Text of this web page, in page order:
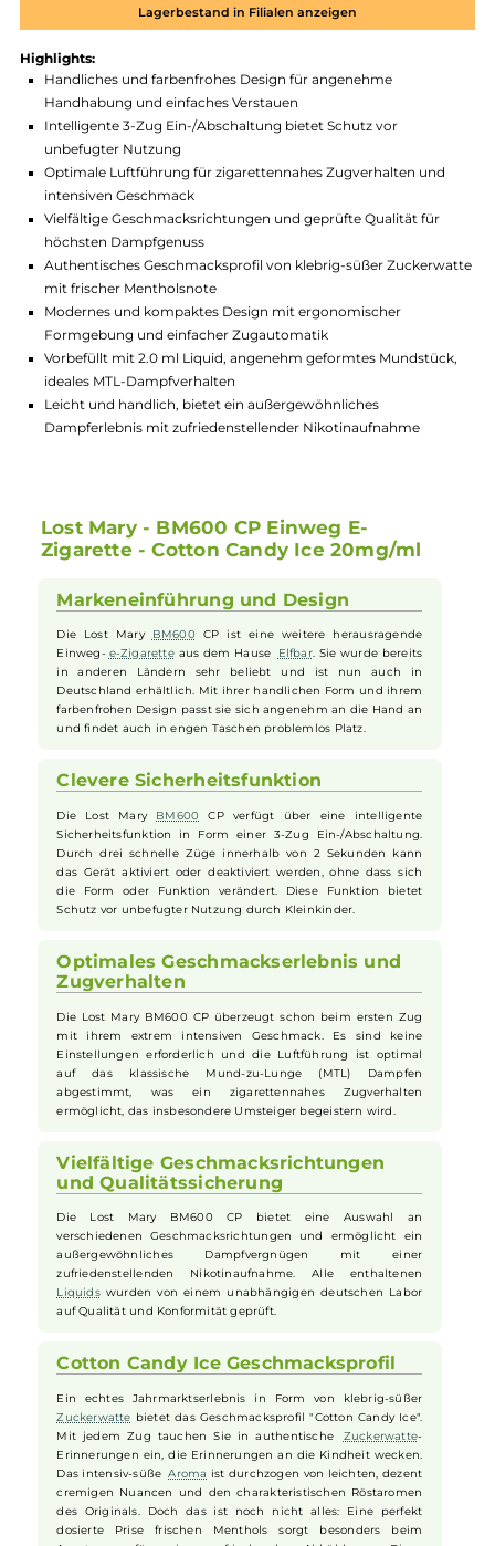
Hersteller:
GTIN: 4262403384088
Lagerbestand in Filialen anzeigen
Highlights:
Handliches und farbenfrohes Design für angenehme
Handhabung und einfaches Verstauen
Intelligente 3-Zug Ein-/Abschaltung bietet Schutz vor
unbefugter Nutzung
Optimale Luftführung für zigarettennahes Zugverhalten und
intensiven Geschmack
Vielfältige Geschmacksrichtungen und geprüfte Qualität für
höchsten Dampfgenuss
Authentisches Geschmacksprofil von klebrig-süßer
mit frischer Mentholsnote
ideales MTL-Dampfverhalten
Leicht und handlich, bietet ein außergewöhnliches
Lost Mary - BM600 CP Einweg E-
Zigarette - Cotton Candy Ice 20mg/ml
Markeneinführung und Design
Die Lost Mary BM600CP ist eine weitere herausragende
Einweg- e-Zigarette aus dem Hause Elfbar. Sie wurde bereits
in anderen Ländern sehr beliebt und ist nun auch in
Deutschland erhältlich. Mit ihrer handlichen Form und ihrem
farbenfrohen Design passt sie sich angenehm an die Hand an
und findet auch in engen Taschen problemlos Platz.
Clevere Sicherheitsfunktion
Die Lost MaryBM600 CP verfügt über eine intelligente
Sicherheitsfunktion in Form einer 3-Zug Ein-/Abschaltung.
Durch drei schnelle Züge innerhalb von 2 Sekunden kann
das Gerät aktiviert oder deaktiviert werden, ohne dass sich
die Form oder Funktion verändert. Diese Funktion bietet
Schutz vor unbefugter Nutzung durch Kleinkinder.
Optimales Geschmackserlebnis und
Zugverhalten
Die Lost Mary BM600 CP überzeugt schon beim ersten Zug
mit ihrem extrem intensiven Geschmack. Es sind keine
Einstellungen erforderlich und die Luftführung ist optimal
auf das klassische Mund-zu-Lunge (MTL) Dampfen
abgestimmt, was ein zigarettennahes Zugverhalten
Vielfältige Geschmacksrichtungen
und Qualitätssicherung
Die Lost Mary BM600 CP bietet eine Auswahl an
verschiedenen Geschmacksrichtungen und ermöglicht ein
außergewöhnliches Dampfvergnügen mit einer
zufriedenstellenden Nikotinaufnahme. Alle enthaltenen
wurden von einem unabhängigen deutschen Labor